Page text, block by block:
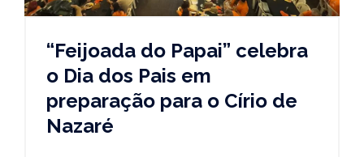
“Feijoada do Papai” celebra
o Dia dos Pais em
preparação para o Círio de
Nazaré